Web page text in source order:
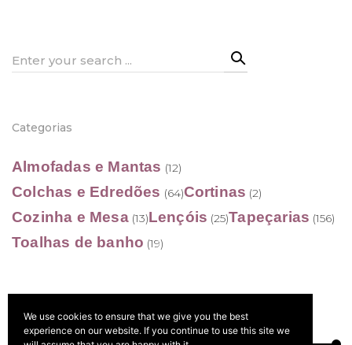
Search
Categorias
Almofadas e Mantas (12)
Colchas e Edredões (64)Cortinas (2)
Cozinha e Mesa (13)Lençóis (25)Tapeçarias (156)
Toalhas de banho (19)
Filtrar por preço
We use cookies to ensure that we give you the best
experience on our website. If you continue to use this site we